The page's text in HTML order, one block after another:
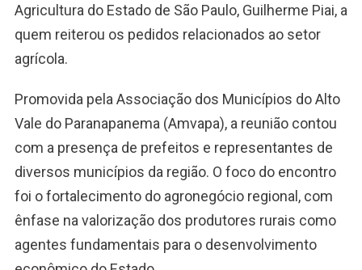
Agricultura do Estado de São Paulo, Guilherme Piai, a
quem reiterou os pedidos relacionados ao setor
agrícola.
Promovida pela Associação dos Municípios do Alto
Vale do Paranapanema (Amvapa), a reunião contou
com a presença de prefeitos e representantes de
diversos municípios da região. O foco do encontro
foi o fortalecimento do agronegócio regional, com
ênfase na valorização dos produtores rurais como
agentes fundamentais para o desenvolvimento